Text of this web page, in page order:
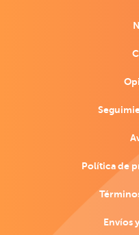
Política de
Envíos